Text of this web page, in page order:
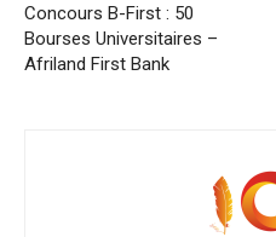
Concours B-First : 50
Bourses Universitaires –
Afriland First Bank